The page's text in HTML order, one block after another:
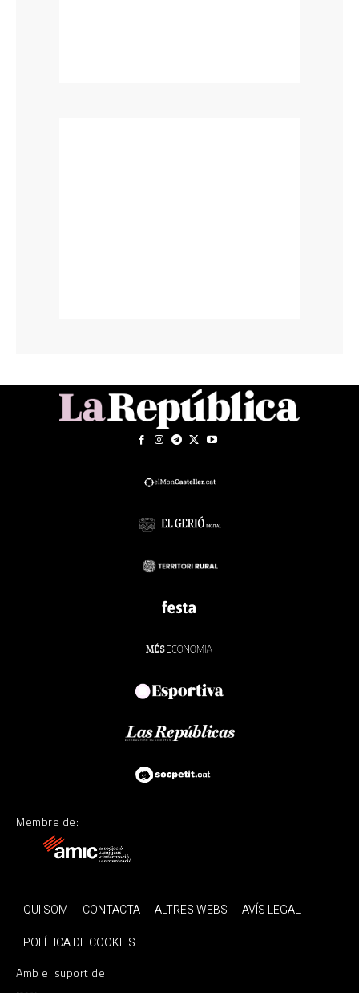
Membre de:
QUI SOM CONTACTA ALTRES WEBS
AVÍS LEGAL
POLÍTICA DE COOKIES
Amb el suport de